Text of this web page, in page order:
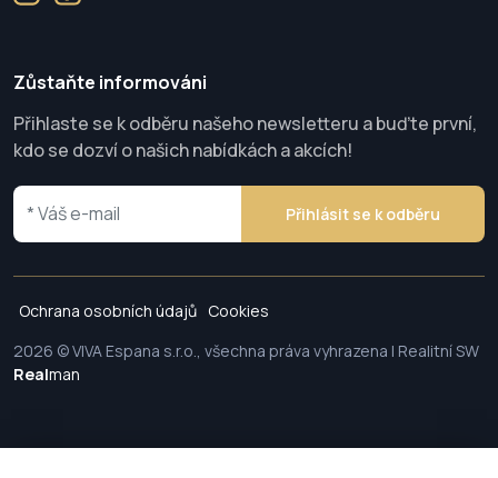
Zůstaňte informováni
Přihlaste se k odběru našeho newsletteru a buďte první,
kdo se dozví o našich nabídkách a akcích!
Přihlásit se k odběru
Ochrana osobních údajů Cookies
2026 © VIVA Espana s.r.o., všechna práva vyhrazena | Realitní SW
Realman